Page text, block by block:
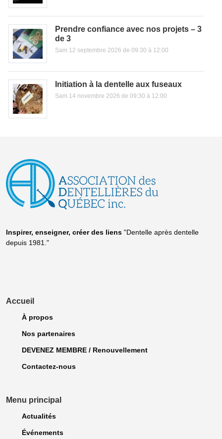
Prendre confiance avec nos projets – 3
de 3
Sam 12 septembre 2026 de 09:30 à 12:00
Initiation à la dentelle aux fuseaux
Sam 14 novembre 2026 de 09:30 à 12:00
Inspirer, enseigner, créer des liens "Dentelle après dentelle
depuis 1981."
Accueil
À propos
Nos partenaires
DEVENEZ MEMBRE / Renouvellement
Contactez-nous
Menu principal
Actualités
Événements